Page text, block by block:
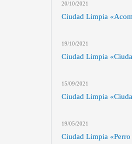
20/10/2021
Ciudad Limpia
19/10/2021
Ciudad Limpia
15/09/2021
Ciudad Limpia
19/05/2021
Ciudad Limpia «Perro